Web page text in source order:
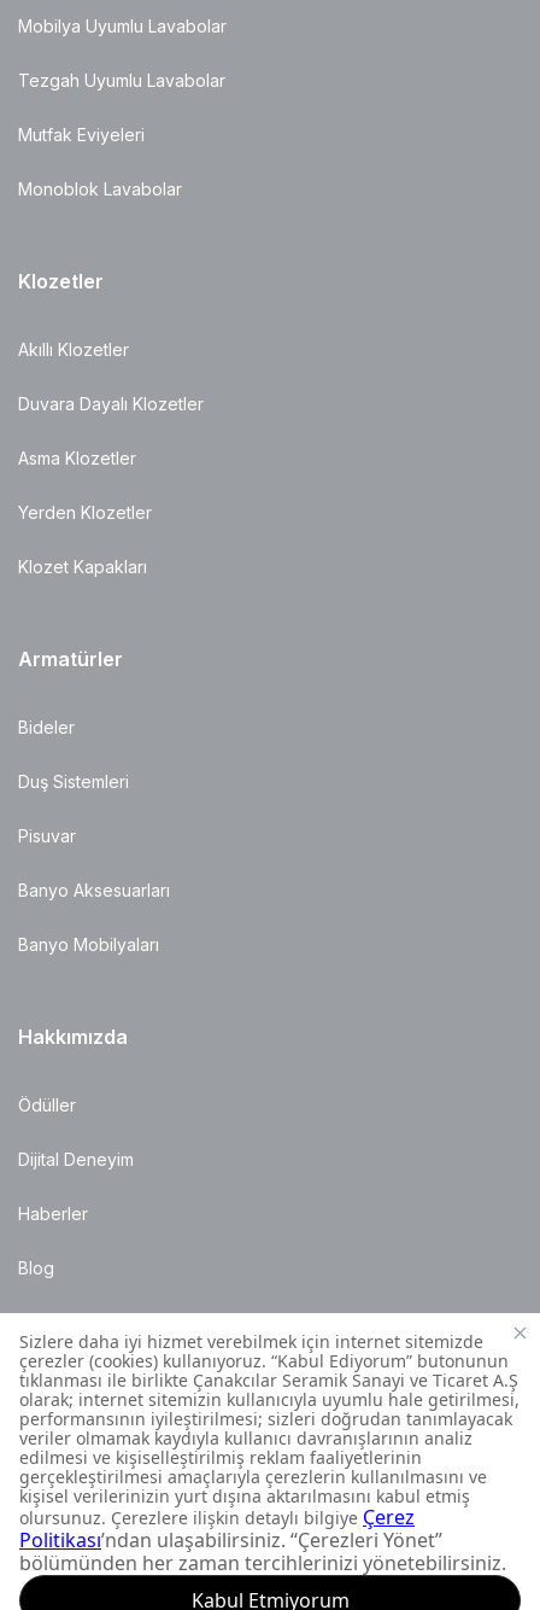
Mobilya Uyumlu Lavabolar
Tezgah Uyumlu Lavabolar
Mutfak Eviyeleri
Monoblok Lavabolar
Klozetler
Akıllı Klozetler
Duvara Dayalı Klozetler
Asma Klozetler
Yerden Klozetler
Klozet Kapakları
Armatürler
Bideler
Duş Sistemleri
Pisuvar
Banyo Aksesuarları
Banyo Mobilyaları
Hakkımızda
Ödüller
Dijital Deneyim
Haberler
Blog
Satış Noktaları
Montaj Bilgileri
Müşteri İletişim Merkezi